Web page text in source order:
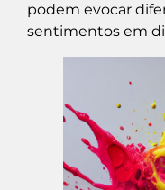
podem evocar
sentimentos em